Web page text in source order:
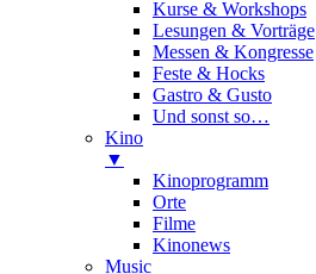
Kurse & Workshops
Lesungen & Vorträge
Messen & Kongresse
Feste & Hocks
Gastro & Gusto
Und sonst so…
Kino
▼
Kinoprogramm
Orte
Filme
Kinonews
Music